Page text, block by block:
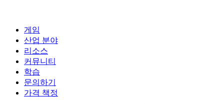
게임
산업 분야
리소스
커뮤니티
학습
문의하기
가격 책정